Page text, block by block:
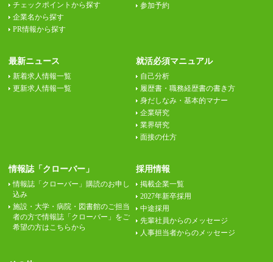
チェックポイントから探す
企業名から探す
PR情報から探す
参加予約
最新ニュース
新着求人情報一覧
更新求人情報一覧
就活必須マニュアル
自己分析
履歴書・職務経歴書の書き方
身だしなみ・基本的マナー
企業研究
業界研究
面接の仕方
情報誌「クローバー」
情報誌「クローバー」購読のお申し
込み
施設・大学・病院・図書館のご担当
者の方で情報誌「クローバー」をご
希望の方はこちらから
採用情報
掲載企業一覧
2027年新卒採用
中途採用
先輩社員からのメッセージ
人事担当者からのメッセージ